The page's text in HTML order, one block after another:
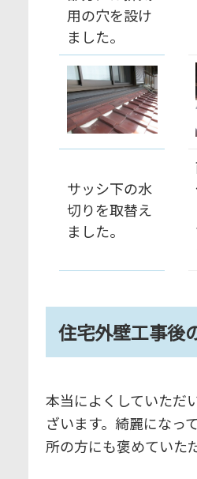
用の穴を設け
ました。
サッシ下の水
切りを取替え
ました。
住宅外壁工事後
本当によくしていただ
ざいます。綺麗になっ
所の方にも褒めていた